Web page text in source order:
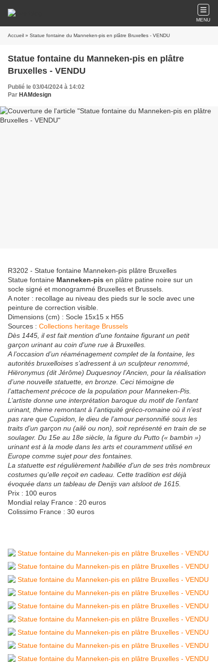
MENU
Accueil » Statue fontaine du Manneken-pis en plâtre Bruxelles - VENDU
Statue fontaine du Manneken-pis en plâtre
Bruxelles - VENDU
Publié le 03/04/2024 à 14:02
Par HAMdesign
R3202 - Statue fontaine Manneken-pis plâtre Bruxelles
Statue fontaine Manneken-pis en plâtre patine noire sur un
socle signé et monogrammé Bruxelles et Brussels.
A noter : recollage au niveau des pieds sur le socle avec une
peinture de correction visible.
Dimensions (cm) : Socle 15x15 x H55
Sources : Collections heritage Brussels
Dès 1445, il est fait mention d'une fontaine figurant un petit
garçon urinant au coin d'une rue à Bruxelles.
A l’occasion d’un réaménagement complet de la fontaine, les
autorités bruxelloises s’adressent à un sculpteur renommé,
Hiëronymus (dit Jérôme) Duquesnoy l’Ancien, pour la réalisation
d’une nouvelle statuette, en bronze. Ceci témoigne de
l’attachement précoce de la population pour Manneken-Pis.
L’artiste donne une interprétation baroque du motif de l’enfant
urinant, thème remontant à l’antiquité gréco-romaine où il n’est
pas rare que Cupidon, le dieu de l’amour personnifié sous les
traits d’un garçon nu (ailé ou non), soit représenté en train de se
soulager. Du 15e au 18e siècle, la figure du Putto (« bambin »)
urinant est à la mode dans les arts et couramment utilisé en
Europe comme sujet pour des fontaines.
La statuette est régulièrement habillée d'un de ses très nombreux
costumes qu'elle reçoit en cadeau. Cette tradition est déjà
évoquée dans un tableau de Denijs van alsloot de 1615.
Prix : 100 euros
Mondial relay France : 20 euros
Colissimo France : 30 euros